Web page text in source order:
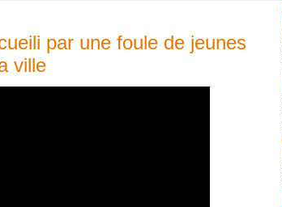
par une foule de jeunes
ville